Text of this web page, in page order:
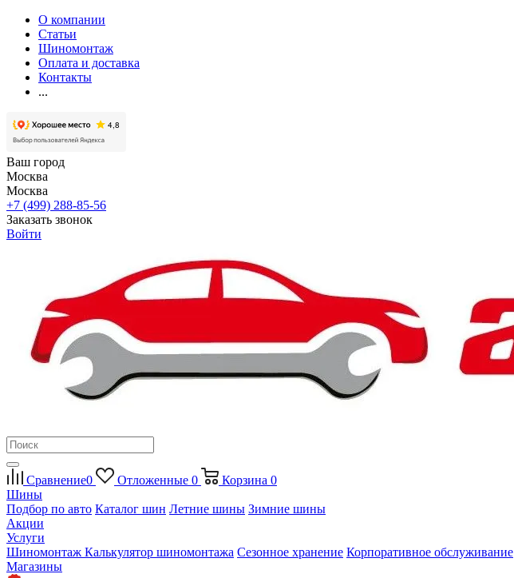
О компании
Статьи
Шиномонтаж
Оплата и доставка
Контакты
...
Ваш город
Москва
Москва
+7 (499) 288-85-56
Заказать звонок
Войти
Сравнение0 Отложенные 0 Корзина 0
Шины
Подбор по авто Каталог шин Летние шины Зимние шины
Акции
Услуги
Шиномонтаж Калькулятор шиномонтажа Сезонное хранение Корпоративное обслуживание
Магазины